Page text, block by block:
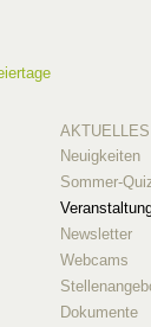
AKTUELLES
Neuigkeiten
Sommer-
Newsletter
Webcams
Dokumente